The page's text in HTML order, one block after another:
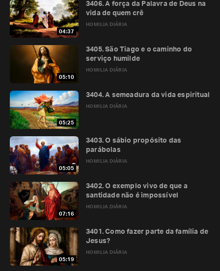
04:37
HOMILIA DIÁRIA
3406. A força da Palavra de Deus na
vida de quem crê
05:10
HOMILIA DIÁRIA
3405. São Tiago e o caminho do
serviço humilde
05:25
HOMILIA DIÁRIA
3404. A semeadura da vida espiritual
05:05
HOMILIA DIÁRIA
3403. O sábio propósito das
parábolas
07:16
HOMILIA DIÁRIA
3402. O exemplo vivo de que a
santidade não é impossível
05:19
HOMILIA DIÁRIA
3401. Como fazer parte da família de
Jesus?